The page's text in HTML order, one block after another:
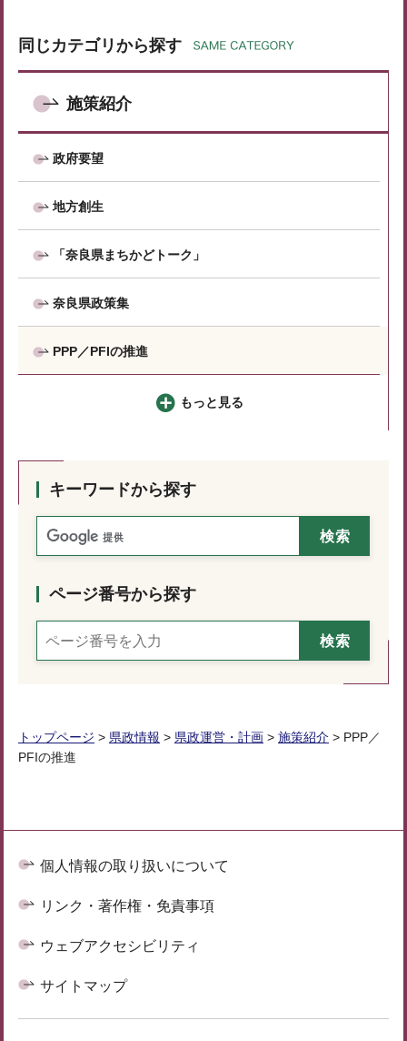
同じカテゴリから探す
施策紹介
政府要望
地方創生
「奈良県まちかどトーク」
奈良県政策集
PPP／PFIの推進
もっと見る
キーワードから探す
ページ番号から探す
トップページ > 県政情報 > 県政運営・計画 > 施策紹介 > PPP／
PFIの推進
個人情報の取り扱いについて
リンク・著作権・免責事項
ウェブアクセシビリティ
サイトマップ